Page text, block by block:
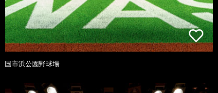
国市浜公園野球場